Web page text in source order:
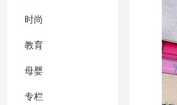
时尚
教育
母婴
专栏